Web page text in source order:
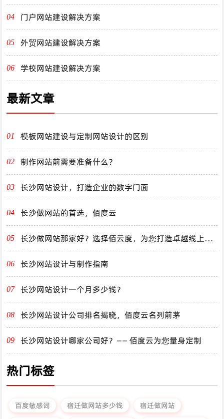
04 门户网站建设解决方案
05 外贸网站建设解决方案
06 学校网站建设解决方案
最新文章
01 模板网站建设与定制网站设计的区别
02 制作网站前需要准备什么？
03 长沙网站设计，打造企业的数字门面
04 长沙做网站的首选，佰度云
05
长沙做网站那家好？选择佰云度，为您打造卓越线上体
验！
06 长沙网站设计与制作指南
07 长沙网站设计一个月多少钱？
08 长沙网站设计公司排名揭晓，佰度云名列前茅
09 长沙网站设计哪家公司好？—— 佰度云为您量身定制
热门标签
百度敏感词 宿迁做网站多少钱
宿迁做网站